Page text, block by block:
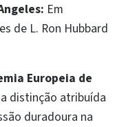
Em
de L. Ron Hubbard
Europeia de
distinção atribuída
duradoura na